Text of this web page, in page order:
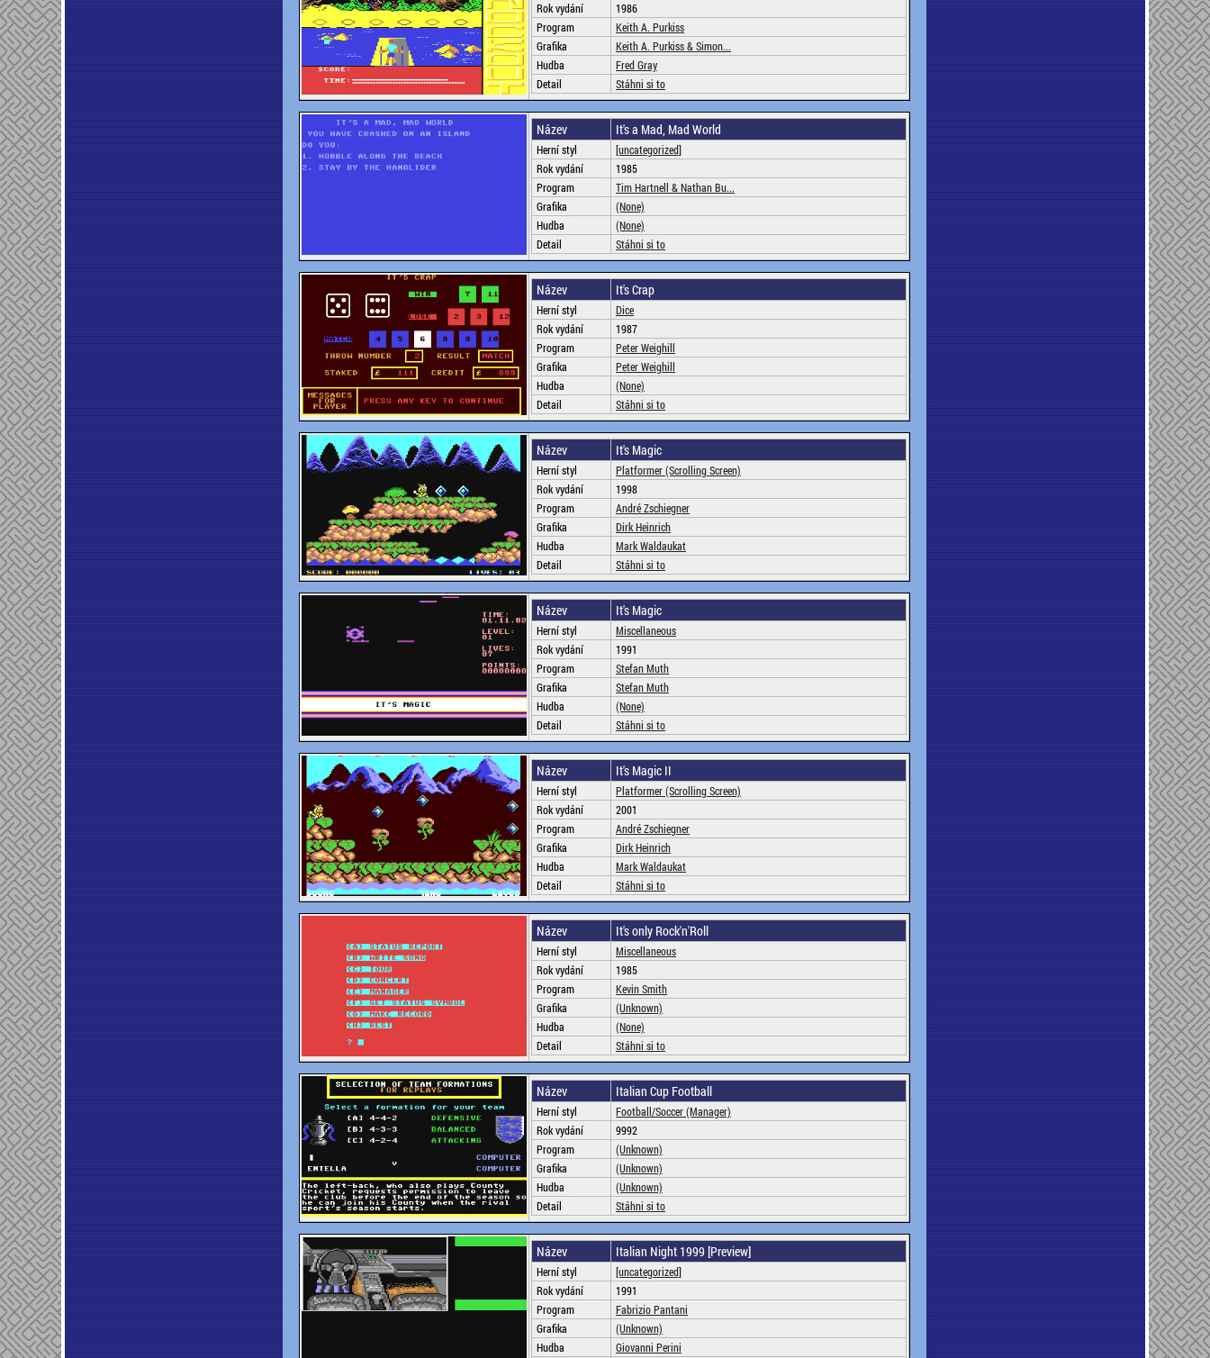
Rok vydání
1986
Program
Keith A. Purkiss
Grafika
Keith A. Purkiss & Simon...
Hudba
Fred Gray
Detail
Stáhni si to
Název It's a Mad, Mad World
Herní styl
[uncategorized]
Rok vydání
1985
Program
Tim Hartnell & Nathan Bu...
Grafika
(None)
Hudba
(None)
Detail
Stáhni si to
Název It's Crap
Herní styl
Dice
Rok vydání
1987
Program
Peter Weighill
Grafika
Peter Weighill
Hudba
(None)
Detail
Stáhni si to
Název It's Magic
Herní styl
Platformer (Scrolling Screen)
Rok vydání
1998
Program
André Zschiegner
Grafika
Dirk Heinrich
Hudba
Mark Waldaukat
Detail
Stáhni si to
Název It's Magic
Herní styl
Miscellaneous
Rok vydání
1991
Program
Stefan Muth
Grafika
Stefan Muth
Hudba
(None)
Detail
Stáhni si to
Název It's Magic II
Herní styl
Platformer (Scrolling Screen)
Rok vydání
2001
Program
André Zschiegner
Grafika
Dirk Heinrich
Hudba
Mark Waldaukat
Detail
Stáhni si to
Název It's only Rock'n'Roll
Herní styl
Miscellaneous
Rok vydání
1985
Program
Kevin Smith
Grafika
(Unknown)
Hudba
(None)
Detail
Stáhni si to
Název Italian Cup Football
Herní styl
Football/Soccer (Manager)
Rok vydání
9992
Program
(Unknown)
Grafika
(Unknown)
Hudba
(Unknown)
Detail
Stáhni si to
Název Italian Night 1999 [Preview]
Herní styl
[uncategorized]
Rok vydání
1991
Program
Fabrizio Pantani
Grafika
(Unknown)
Hudba
Giovanni Perini